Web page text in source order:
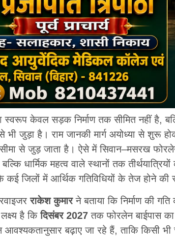
स्वरूप केवल सड़क निर्माण तक सीमित नहीं है,
भी जुड़ा है। राम जानकी मार्ग अयोध्या से शुरू
से जुड़ जाता है। ऐसे में सिवान–मसरख
बल्कि धार्मिक महत्व वाले स्थानों तक
कई जिलों में आर्थिक गतिविधियों के तेज होने की
राकेश कुमारने बताया कि निर्माण की
लक्ष्य है किदिसंबर 2027तक फोरलेन बाईपास का
आवश्यकतानुसार बढ़ाए जा रहे हैं, ताकि किसी भी